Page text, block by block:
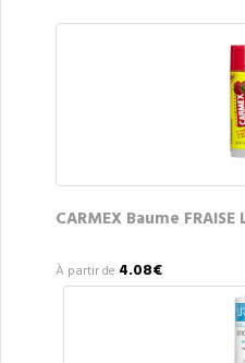
CARMEX Baume
À partir de 4.08€